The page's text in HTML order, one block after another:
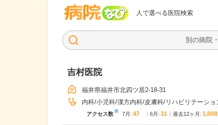
人で選べる医院検索
病院なび
吉村医院
福井県福井市北四ツ居2-18-31
内科 小児科 漢方内科 皮膚科 リハビリテーショ
アクセス数※ 7月 : 47 6月 : 31 過去12ヶ月: 1,008